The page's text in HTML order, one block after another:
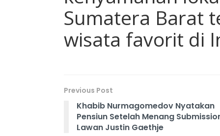
Sumatera Barat
wisata favorit di
Previous Post
Khabib Nurmagomedov Nyatakan
Pensiun Setelah Menang
Lawan Justin Gaethje